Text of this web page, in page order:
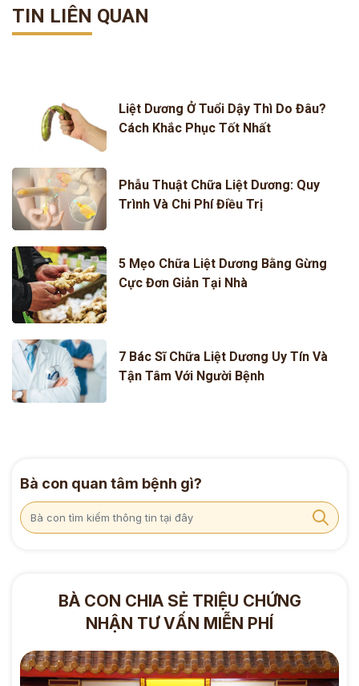
TIN LIÊN QUAN
Liệt Dương Ở Tuổi Dậy Thì Do Đâu?
Cách Khắc Phục Tốt Nhất
Phẫu Thuật Chữa Liệt Dương: Quy
Trình Và Chi Phí Điều Trị
5 Mẹo Chữa Liệt Dương Bằng Gừng
Cực Đơn Giản Tại Nhà
7 Bác Sĩ Chữa Liệt Dương Uy Tín Và
Tận Tâm Với Người Bệnh
Bà con quan tâm bệnh gì?
BÀ CON CHIA SẺ TRIỆU CHỨNG
NHẬN TƯ VẤN MIỄN PHÍ